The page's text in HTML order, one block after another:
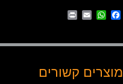
Facebook
WhatsApp
Email
מוצרים קשורים